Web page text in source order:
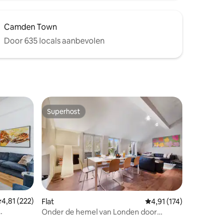
Camden Town
Door 635 locals aanbevolen
beoordeling van 4,81 op 5, 222 recensies
4,81 (222)
Superhost
Superhost
Flat Gemiddelde
4,91 (174)
Onder de hemel van Londen door